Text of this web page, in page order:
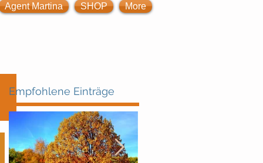
Agent Martina SHOP More
Empfohlene Einträge